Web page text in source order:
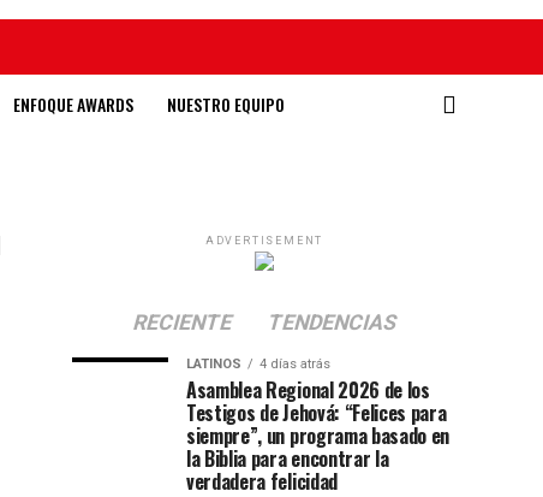
ENFOQUE AWARDS NUESTRO EQUIPO
ADVERTISEMENT
RECIENTE TENDENCIAS
LATINOS 4 días atrás
Asamblea Regional 2026 de los
Testigos de Jehová: “Felices para
siempre”, un programa basado en
la Biblia para encontrar la
verdadera felicidad